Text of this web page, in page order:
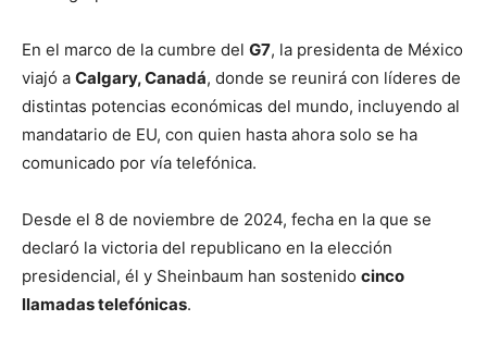
En el marco de la cumbre del G7, la presidenta de México
viajó a Calgary, Canadá, donde se reunirá con líderes de
distintas potencias económicas del mundo, incluyendo al
mandatario de EU, con quien hasta ahora solo se ha
comunicado por vía telefónica.
Desde el 8 de noviembre de 2024, fecha en la que se
declaró la victoria del republicano en la elección
presidencial, él y Sheinbaum han sostenido cinco
llamadas telefónicas.